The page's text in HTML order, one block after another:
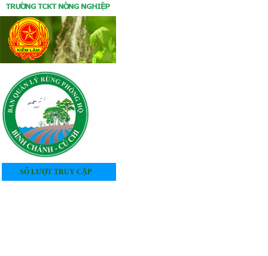
SỐ LƯỢT TRUY CẬP